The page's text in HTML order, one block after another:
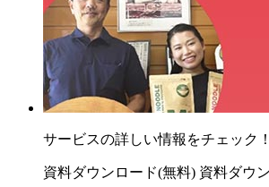
サービスの詳しい情報をチェック！
資料ダウンロード(無料) 資料ダウ